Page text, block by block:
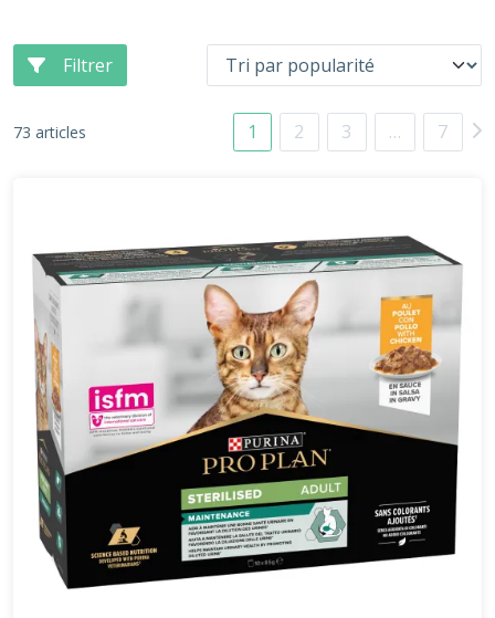
Filtrer
73 articles 1 2 3 … 7